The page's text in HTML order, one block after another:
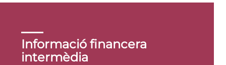
Informació financera
intermèdia